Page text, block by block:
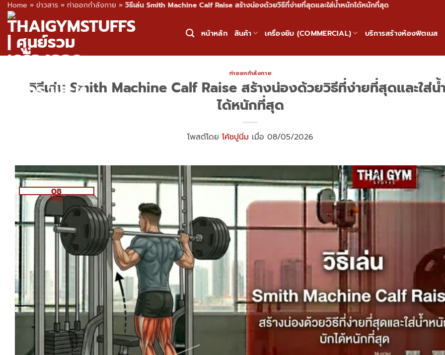
Home » ข่าวสาร » ท่าออกกำลังกาย » วิธีเล่น Smith Machine Calf Raise สร้างน่องด้วยวิธีที่ง่ายที่สุดและใส่น้ำหนักได้หนักที่สุด
Skip
content
หน้าหลัก สินค้า เครื่องยิม (COMMERCIAL) บริการสร้างห้องฟิตเนส
ท่าออกกำลังกาย
วิธีเล่น Smith Machine Calf Raise สร้างน่องด้วยวิธีที่ง่ายที่สุดและใส่น้
ได้หนักที่สุด
โพสต์โดย โค้ชปูนิ่ม เมื่อ 08/05/2026
08
May